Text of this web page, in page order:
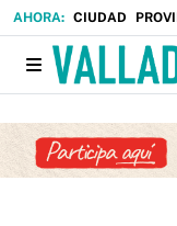
CIUDAD